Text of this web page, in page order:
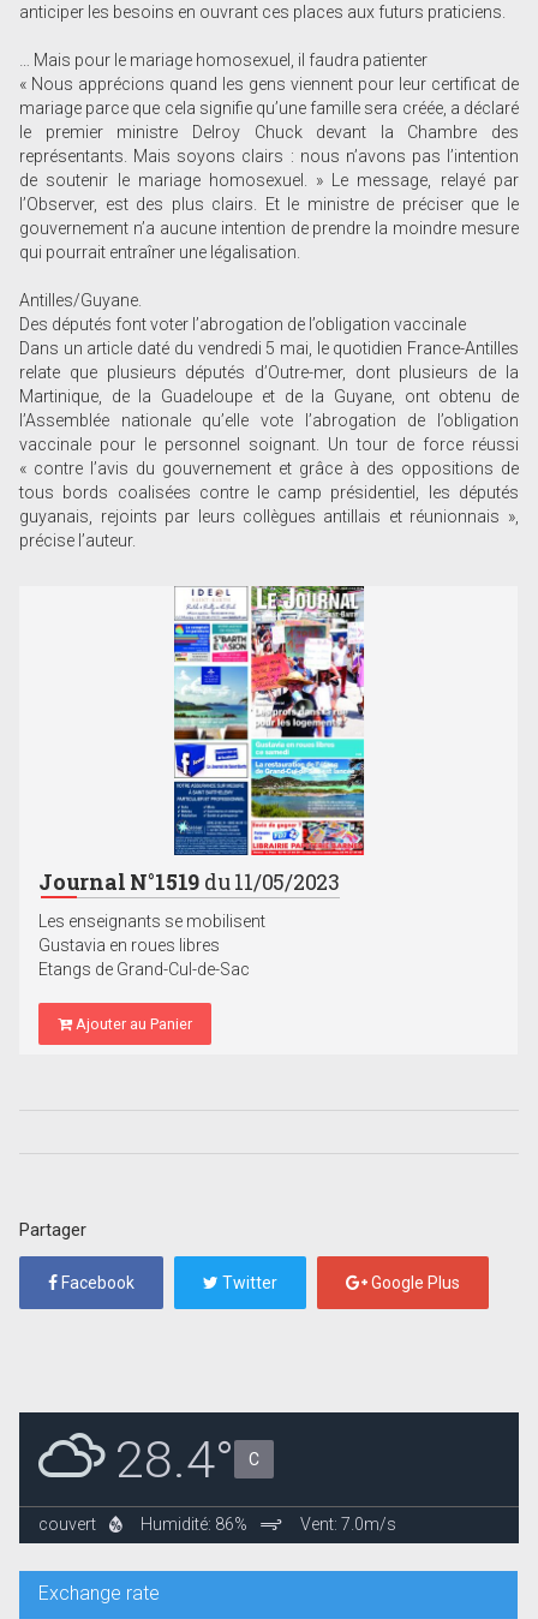
anticiper les besoins en ouvrant ces places aux futurs praticiens.
… Mais pour le mariage homosexuel, il faudra patienter
« Nous apprécions quand les gens viennent pour leur certificat de
mariage parce que cela signifie qu’une famille sera créée, a déclaré
le premier ministre Delroy Chuck devant la Chambre des
représentants. Mais soyons clairs : nous n’avons pas l’intention
de soutenir le mariage homosexuel. » Le message, relayé par
l’Observer, est des plus clairs. Et le ministre de préciser que le
gouvernement n’a aucune intention de prendre la moindre mesure
qui pourrait entraîner une légalisation.
Antilles/Guyane.
Des députés font voter l’abrogation de l’obligation vaccinale
Dans un article daté du vendredi 5 mai, le quotidien France-Antilles
relate que plusieurs députés d’Outre-mer, dont plusieurs de la
Martinique, de la Guadeloupe et de la Guyane, ont obtenu de
l’Assemblée nationale qu’elle vote l’abrogation de l’obligation
vaccinale pour le personnel soignant. Un tour de force réussi
« contre l’avis du gouvernement et grâce à des oppositions de
tous bords coalisées contre le camp présidentiel, les députés
guyanais, rejoints par leurs collègues antillais et réunionnais »,
précise l’auteur.
Journal N°1519 du 11/05/2023
Les enseignants se mobilisent
Gustavia en roues libres
Etangs de Grand-Cul-de-Sac
Ajouter au Panier
Partager
Facebook Twitter Google Plus
28.4° C
couvert Humidité: 86% Vent: 7.0m/s
Exchange rate